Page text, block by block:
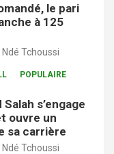
le pari
à 125
Tchoussi
POPULAIRE
s’engage
ouvre un
sa carrière
Tchoussi